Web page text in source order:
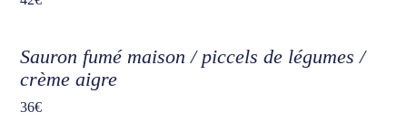
Sauron fumé maison / piccels de légumes /
crème aigre
36€